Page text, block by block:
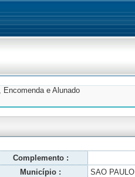
e Alunado
Complemento :
Município : SAO PAULO